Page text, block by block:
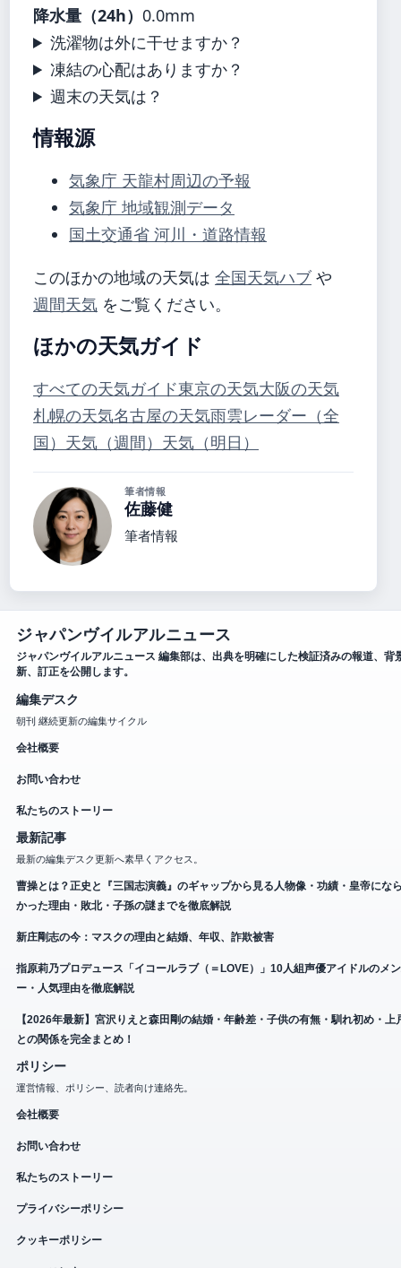
降水量（24h） 0.0mm
洗濯物は外に干せますか？
凍結の心配はありますか？
週末の天気は？
情報源
気象庁 天龍村周辺の予報
気象庁 地域観測データ
国土交通省 河川・道路情報
このほかの地域の天気は 全国天気ハブや
週間天気 をご覧ください。
ほかの天気ガイド
すべての天気ガイド東京の天気大阪の天気
札幌の天気名古屋の天気雨雲レーダー（全
国） 天気（週間） 天気（明日）
筆者情報
佐藤健
筆者情報
ジャパンヴイルアルニュース
ジャパンヴイルアルニュース 編集部は、出典を明確にした検証済みの報道、背
新、訂正を公開します。
編集デスク
朝刊 継続更新の編集サイクル
会社概要
お問い合わせ
私たちのストーリー
最新記事
最新の編集デスク更新へ素早くアクセス。
曹操とは？正史と『三国志演義』のギャップから見る人物像・功績・皇帝にな
かった理由・敗北・子孫の謎までを徹底解説
新庄剛志の今：マスクの理由と結婚、年収、詐欺被害
指原莉乃プロデュース「イコールラブ（＝LOVE）」10人組声優アイドルのメ
ー・人気理由を徹底解説
【2026年最新】宮沢りえと森田剛の結婚・年齢差・子供の有無・馴れ初め・上
との関係を完全まとめ！
ポリシー
運営情報、ポリシー、読者向け連絡先。
会社概要
お問い合わせ
私たちのストーリー
プライバシーポリシー
クッキーポリシー